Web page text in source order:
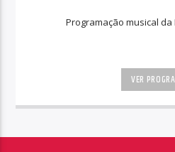
Programação musical da
VER